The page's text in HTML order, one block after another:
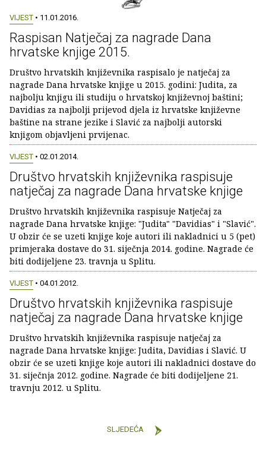
VIJEST • 11.01.2016.
Raspisan Natječaj za nagrade Dana
hrvatske knjige 2015.
Društvo hrvatskih književnika raspisalo je natječaj za
nagrade Dana hrvatske knjige u 2015. godini: Judita, za
najbolju knjigu ili studiju o hrvatskoj književnoj baštini;
Davidias za najbolji prijevod djela iz hrvatske književne
baštine na strane jezike i Slavić za najbolji autorski
knjigom objavljeni prvijenac.
VIJEST • 02.01.2014.
Društvo hrvatskih književnika raspisuje
natječaj za nagrade Dana hrvatske knjige
Društvo hrvatskih književnika raspisuje Natječaj za
nagrade Dana hrvatske knjige: "Judita" "Davidias" i "Slavić".
U obzir će se uzeti knjige koje autori ili nakladnici u 5 (pet)
primjeraka dostave do 31. siječnja 2014. godine. Nagrade će
biti dodijeljene 23. travnja u Splitu.
VIJEST • 04.01.2012.
Društvo hrvatskih književnika raspisuje
natječaj za nagrade Dana hrvatske knjige
Društvo hrvatskih književnika raspisuje natječaj za
nagrade Dana hrvatske knjige: Judita, Davidias i Slavić. U
obzir će se uzeti knjige koje autori ili nakladnici dostave do
31. siječnja 2012. godine. Nagrade će biti dodijeljene 21.
travnju 2012. u Splitu.
SLJEDEĆA